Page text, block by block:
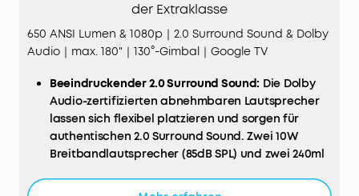
der Extraklasse
650 ANSI Lumen & 1080p｜2.0 Surround Sound & Dolby
Audio｜max. 180"｜130°-Gimbal｜Google TV
Beeindruckender 2.0 Surround Sound: Die Dolby
Audio-zertifizierten abnehmbaren Lautsprecher
lassen sich flexibel platzieren und sorgen für
authentischen 2.0 Surround Sound. Zwei 10W
Breitbandlautsprecher (85dB SPL) und zwei 240ml
und kristallklaren Klang – auch draußen.